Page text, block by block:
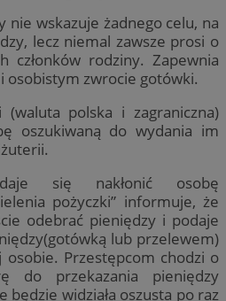
nie wskazuje żadnego celu, na
lecz niemal zawsze prosi o
członków rodziny. Zapewnia
osobistym zwrocie gotówki.
polska i zagraniczna)
oszukiwaną do wydania im
się nakłonić osobę
pożyczki” informuje, że
odebrać pieniędzy i podaje
lub przelewem)
osobie. Przestępcom chodzi o
do przekazania pieniędzy
widziała oszusta po raz